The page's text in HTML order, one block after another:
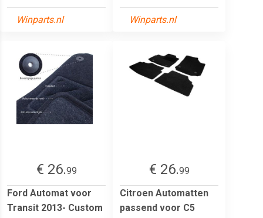
Winparts.nl Winparts.nl
€ 26.99
Ford Automat voor
Transit 2013- Custom
€ 26.99
Citroen Automatten
passend voor C5